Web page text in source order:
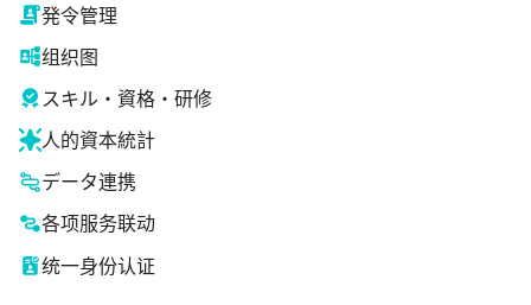
発令管理
组织图
スキル・資格・研修
人的資本統計
データ連携
各项服务联动
统一身份认证